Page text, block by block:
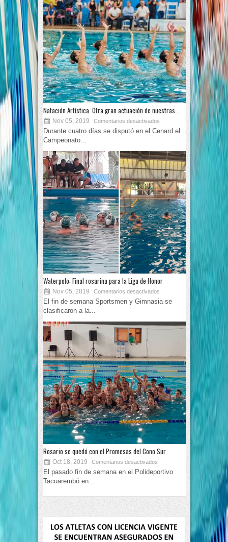
Natación Artística. Otra gran actuación de nuestras...
Nov 05, 2019 Comentarios desactivados
Durante cuatro días se disputó en el Cenard el
Campeonato...
Waterpolo: Final rosarina para la Liga de Honor
Nov 05, 2019 Comentarios desactivados
El fin de semana Sportsmen y Gimnasia se
clasificaron a la...
Rosario se quedó con el Promesas del Cono Sur
Oct 18, 2019 Comentarios desactivados
El pasado fin de semana en el Polideportivo
Tacuarembó en...